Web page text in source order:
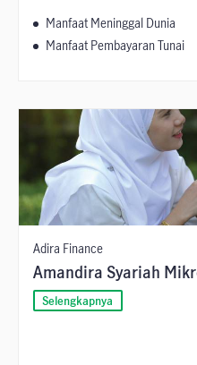
Manfaat Meninggal Dunia
Manfaat Pembayaran Tunai
Adira Finance
Amandira Syariah
Selengkapnya